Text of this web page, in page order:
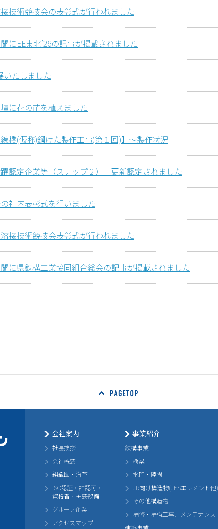
技術競技会の表彰式が行われました
にEE東北’26の記事が掲載されました
いたしました
に花の苗を植えました
線橋(仮称)鋼けた製作工事(第１回)】～製作状況
躍認定企業等（ステップ２）」更新認定されました
社内表彰式を行いました
接技術競技会表彰式が行われました
に県鉄構工業協同組合総会の記事が掲載されました
会社案内
社長挨拶
会社概要
組織図・沿革
ISO認証・許認可・
資格者・主要設備
グループ企業
アクセスマップ
事業紹介
鉄構事業
橋梁
水門・陸閘
JR向け構造物(JESエレメント他)
その他構造物
補修・補強工事、メンテナンス
建築事業